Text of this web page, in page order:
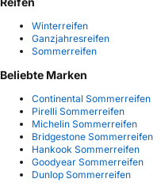
Winterreifen
Ganzjahresreifen
Sommerreifen
Beliebte Marken
Continental Sommerreifen
Pirelli Sommerreifen
Michelin Sommerreifen
Bridgestone Sommerreifen
Hankook Sommerreifen
Goodyear Sommerreifen
Dunlop Sommerreifen